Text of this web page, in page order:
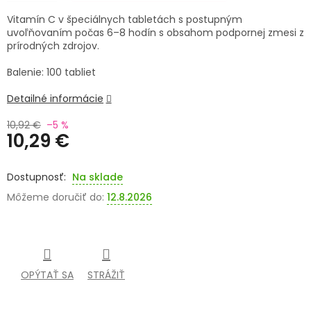
SENIORI
ZNAČKY
10,92 € –5 %
10,29 €
cena:
Na sklade
Môžeme doručiť do: 12.8.2026
Vitamín C v špeciálnych tabletách s postupným
uvoľňovaním počas 6–8 hodín s obsahom podpornej zmesi z
prírodných zdrojov.
Balenie: 100 tabliet
Detailné informácie
OPÝTAŤ SA STRÁŽIŤ